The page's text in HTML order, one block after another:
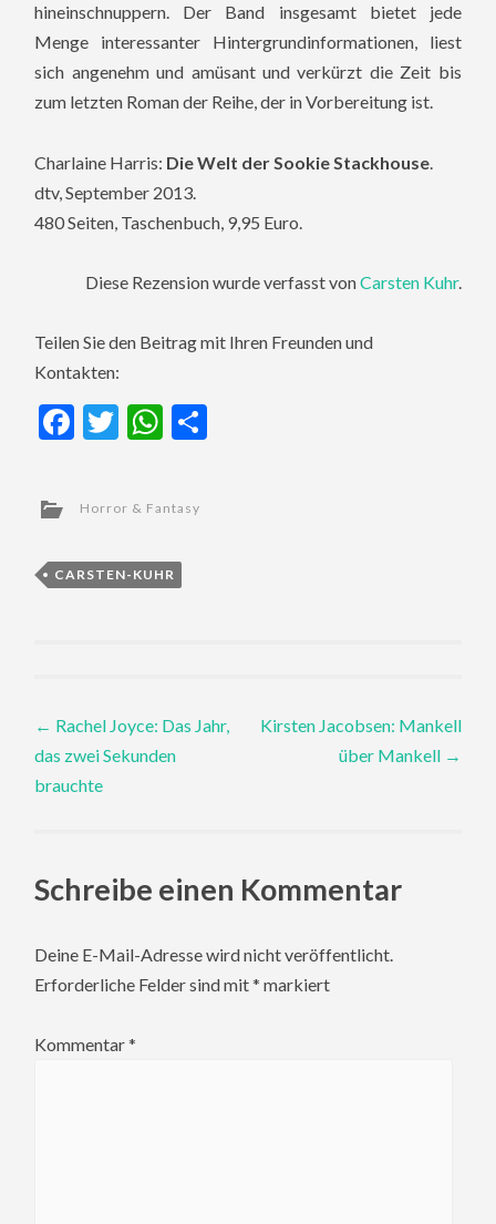
hineinschnuppern. Der Band insgesamt bietet jede
Menge interessanter Hintergrundinformationen, liest
sich angenehm und amüsant und verkürzt die Zeit bis
zum letzten Roman der Reihe, der in Vorbereitung ist.
Charlaine Harris: Die Welt der Sookie Stackhouse
dtv, September 2013.
480 Seiten, Taschenbuch, 9,95 Euro.
Diese Rezension wurde verfasst vonCarsten Kuhr.
Teilen Sie den Beitrag mit Ihren Freunden und
Kontakten:
Facebook
TwitterWhatsApp
Horror & Fantasy
CARSTEN-KUHR
Post
navigation
← Rachel Joyce: Das Jahr,
das zwei Sekunden
brauchte
Kirsten Jacobsen: Mankell
über Mankell →
Schreibe einen Kommentar
Deine E-Mail-Adresse wird nicht veröffentlicht.
Erforderliche Felder sind mit* markiert
Kommentar*